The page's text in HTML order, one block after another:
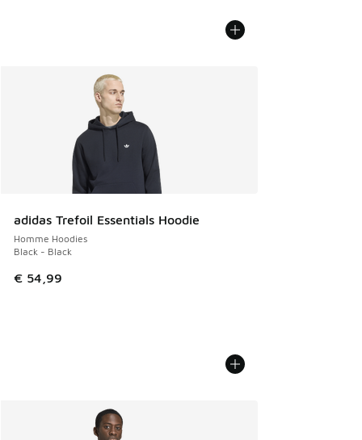
adidas Trefoil Essentials Hoodie
Homme Hoodies
Black - Black
€ 54,99